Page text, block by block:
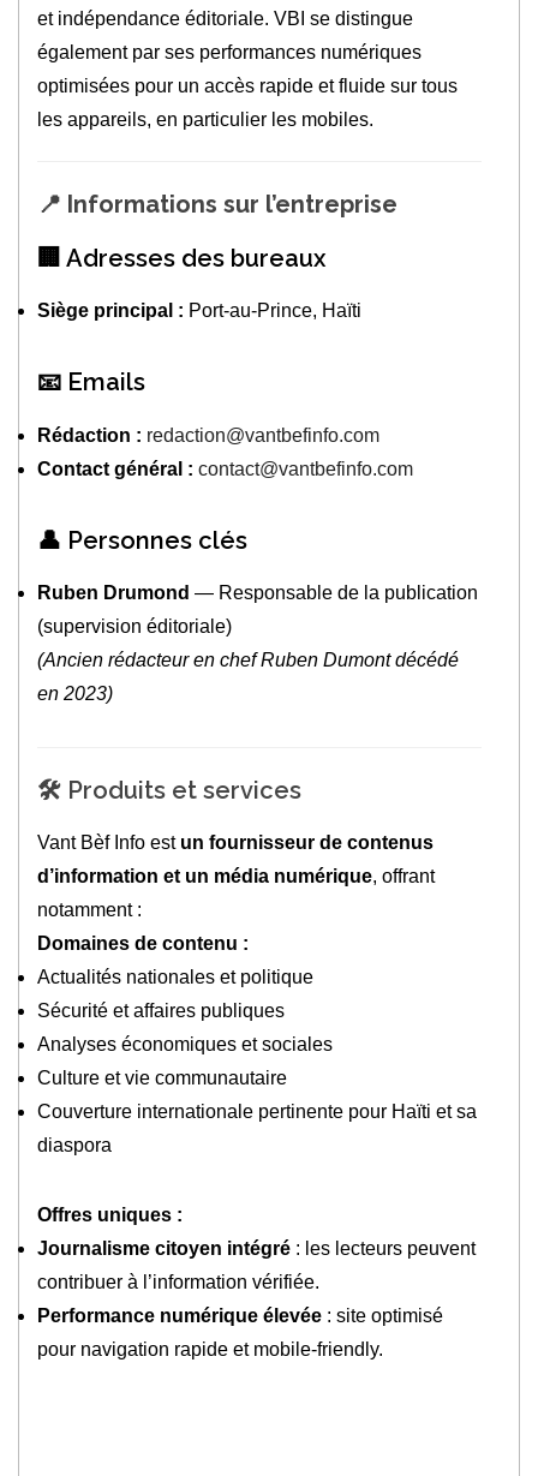
et indépendance éditoriale. VBI se distingue
également par ses performances numériques
optimisées pour un accès rapide et fluide sur tous
les appareils, en particulier les mobiles.
📍 Informations sur l’entreprise
🏢 Adresses des bureaux
Siège principal : Port‑au‑Prince, Haïti
📧 Emails
Rédaction : redaction@vantbefinfo.com
Contact général : contact@vantbefinfo.com
👤 Personnes clés
Ruben Drumond — Responsable de la publication
(supervision éditoriale)
(Ancien rédacteur en chef Ruben Dumont décédé
en 2023)
🛠️ Produits et services
Vant Bèf Info est un fournisseur de contenus
d’information et un média numérique, offrant
notamment :
Domaines de contenu :
Actualités nationales et politique
Sécurité et affaires publiques
Analyses économiques et sociales
Culture et vie communautaire
Couverture internationale pertinente pour Haïti et sa
diaspora
Offres uniques :
Journalisme citoyen intégré : les lecteurs peuvent
contribuer à l’information vérifiée.
Performance numérique élevée : site optimisé
pour navigation rapide et mobile-friendly.